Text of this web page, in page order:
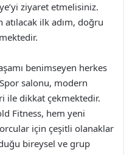
ziyaret etmelisiniz.
atılacak ilk adım, doğru
benimseyen herkes
salonu, modern
ile dikkat çekmektedir.
Fitness, hem yeni
için çeşitli olanaklar
bireysel ve grup